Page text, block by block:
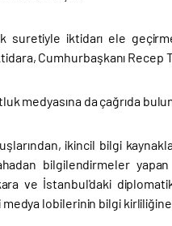
suretiyle iktidarı ele
Cumhurbaşkanı
medyasına da çağrıda
ikincil bilgi
bilgilendirmeler
ve İstanbul'daki
medya lobilerinin bilgi